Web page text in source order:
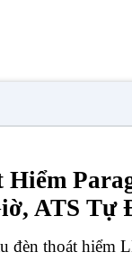
ATS Tự
đèn thoát hiểm